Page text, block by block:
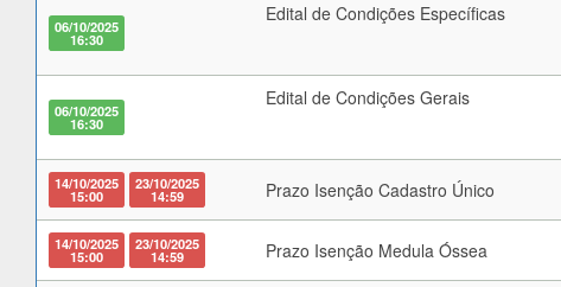
06/10/2025
16:30
Edital de Condições Específicas
06/10/2025
16:30
Edital de Condições Gerais
14/10/2025
15:00
23/10/2025
14:59 Prazo Isenção Cadastro Único
14/10/2025
15:00
23/10/2025
14:59 Prazo Isenção Medula Óssea